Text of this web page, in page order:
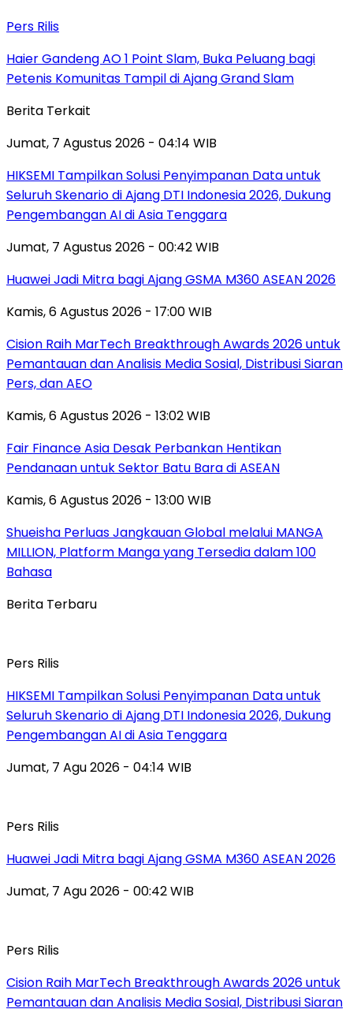
Pers Rilis
Haier Gandeng AO 1 Point Slam, Buka Peluang bagi
Petenis Komunitas Tampil di Ajang Grand Slam
Berita Terkait
Jumat, 7 Agustus 2026 - 04:14 WIB
HIKSEMI Tampilkan Solusi Penyimpanan Data untuk
Seluruh Skenario di Ajang DTI Indonesia 2026, Dukung
Pengembangan AI di Asia Tenggara
Jumat, 7 Agustus 2026 - 00:42 WIB
Huawei Jadi Mitra bagi Ajang GSMA M360 ASEAN 2026
Kamis, 6 Agustus 2026 - 17:00 WIB
Cision Raih MarTech Breakthrough Awards 2026 untuk
Pemantauan dan Analisis Media Sosial, Distribusi Siaran
Pers, dan AEO
Kamis, 6 Agustus 2026 - 13:02 WIB
Fair Finance Asia Desak Perbankan Hentikan
Pendanaan untuk Sektor Batu Bara di ASEAN
Kamis, 6 Agustus 2026 - 13:00 WIB
Shueisha Perluas Jangkauan Global melalui MANGA
MILLION, Platform Manga yang Tersedia dalam 100
Bahasa
Berita Terbaru
Pers Rilis
HIKSEMI Tampilkan Solusi Penyimpanan Data untuk
Seluruh Skenario di Ajang DTI Indonesia 2026, Dukung
Pengembangan AI di Asia Tenggara
Jumat, 7 Agu 2026 - 04:14 WIB
Pers Rilis
Huawei Jadi Mitra bagi Ajang GSMA M360 ASEAN 2026
Jumat, 7 Agu 2026 - 00:42 WIB
Pers Rilis
Cision Raih MarTech Breakthrough Awards 2026 untuk
Pemantauan dan Analisis Media Sosial, Distribusi Siaran